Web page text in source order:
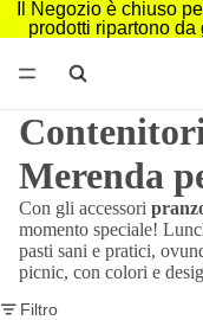
Il Negozio è chiuso
prodotti ripartono
Merenda
Con gli accessori
momento speciale!
pasti sani e pratici,
picnic, con colori e
Filtro